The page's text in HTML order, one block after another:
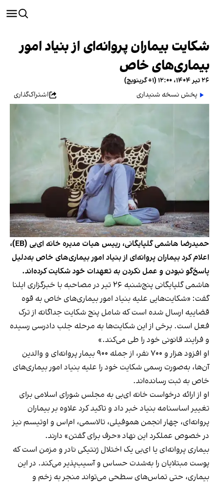
شکایت بیماران پروانه‌ای از بنیاد امور
بیماری‌های خاص
۲۶ تیر ۱۴۰۴، ۱۲:۰۰ (‎+۱ گرینویچ)
پخش نسخه شنیداری
اشتراک‌گذاری
حمیدرضا هاشمی گلپایگانی، رییس هیات مدیره خانه ای‌بی (EB)،
اعلام کرد بیماران پروانه‌ای از بنیاد امور بیماری‌های خاص به‌دلیل
پاسخ‌گو نبودن و عمل نکردن به تعهدات خود شکایت کرده‌اند.
هاشمی گلپایگانی پنج‌شنبه ۲۶ تیر در مصاحبه با خبرگزاری ایلنا
گفت: «شکایت‌هایی علیه بنیاد امور بیماری‌های خاص به قوه
قضاییه ارسال شده است که شامل پنج شکایت جداگانه از ترک
فعل است. برخی از این شکایت‌ها به مرحله جلب دادرسی رسیده
و فرایند قانونی خود را طی می‌کند.»
او افزود هزار و ۷۰۰ نفر، از جمله ۹۰۰ بیمار پروانه‌ای و والدین
آن‌ها، به‌صورت رسمی شکایت خود را علیه بنیاد امور بیماری‌های
خاص به ثبت رسانده‌اند.
او از ارائه درخواست خانه ای‌بی به مجلس شورای اسلامی برای
تغییر اساسنامه بنیاد خبر داد و تاکید کرد علاوه بر بیماران
پروانه‌ای، چهار انجمن هموفیلی، تالاسمی، ام‌اس و اوتیسم نیز
در خصوص عملکرد این نهاد «حرف برای گفتن» دارند.
بیماری پروانه‌ای یا ای‌بی یک اختلال ژنتیکی نادر و مزمن است که
پوست مبتلایان را به‌شدت حساس و آسیب‌پذیر می‌کند. در این
بیماری، حتی تماس‌های سطحی می‌تواند منجر به زخم و